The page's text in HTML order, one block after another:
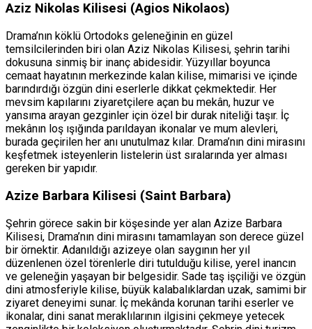
Aziz Nikolas Kilisesi (Agios Nikolaos)
Drama’nın köklü Ortodoks geleneğinin en güzel
temsilcilerinden biri olan Aziz Nikolas Kilisesi, şehrin tarihi
dokusuna sinmiş bir inanç abidesidir. Yüzyıllar boyunca
cemaat hayatının merkezinde kalan kilise, mimarisi ve içinde
barındırdığı özgün dini eserlerle dikkat çekmektedir. Her
mevsim kapılarını ziyaretçilere açan bu mekân, huzur ve
yansıma arayan gezginler için özel bir durak niteliği taşır. İç
mekânın loş ışığında parıldayan ikonalar ve mum alevleri,
burada geçirilen her anı unutulmaz kılar. Drama’nın dini mirasını
keşfetmek isteyenlerin listelerin üst sıralarında yer alması
gereken bir yapıdır.
Azize Barbara Kilisesi (Saint Barbara)
Şehrin görece sakin bir köşesinde yer alan Azize Barbara
Kilisesi, Drama’nın dini mirasını tamamlayan son derece güzel
bir örnektir. Adanıldığı azizeye olan saygının her yıl
düzenlenen özel törenlerle diri tutulduğu kilise, yerel inancın
ve geleneğin yaşayan bir belgesidir. Sade taş işçiliği ve özgün
dini atmosferiyle kilise, büyük kalabalıklardan uzak, samimi bir
ziyaret deneyimi sunar. İç mekânda korunan tarihi eserler ve
ikonalar, dini sanat meraklılarının ilgisini çekmeye yetecek